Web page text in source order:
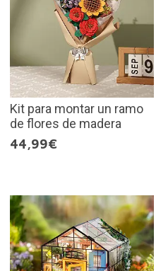
Kit para montar un ramo
de flores de madera
44,99€